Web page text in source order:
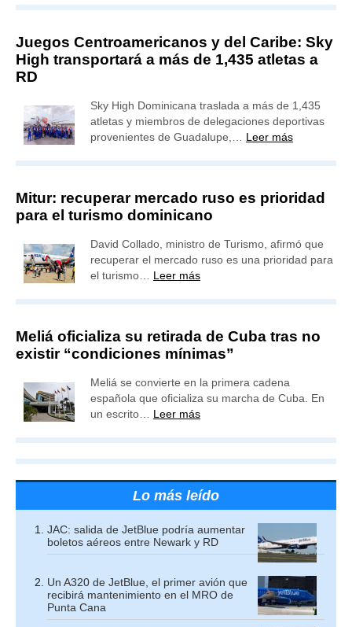
Juegos Centroamericanos y del Caribe: Sky
High transportará a más de 1,435 atletas a
RD
Sky High Dominicana traslada a más de 1,435
atletas y miembros de delegaciones deportivas
provenientes de Guadalupe,… Leer más
Mitur: recuperar mercado ruso es prioridad
para el turismo dominicano
David Collado, ministro de Turismo, afirmó que
recuperar el mercado ruso es una prioridad para
el turismo… Leer más
Meliá oficializa su retirada de Cuba tras no
existir “condiciones mínimas”
Meliá se convierte en la primera cadena
española que oficializa su marcha de Cuba. En
un escrito… Leer más
Lo más leído
JAC: salida de JetBlue podría aumentar
boletos aéreos entre Newark y RD
Un A320 de JetBlue, el primer avión que
recibirá mantenimiento en el MRO de
Punta Cana